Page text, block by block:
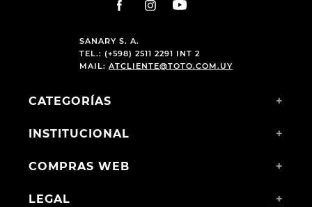
SANARY S. A.
TEL.: (+598) 2511 2291 INT 2
MAIL: ATCLIENTE@TOTO.COM.UY
CATEGORÍAS +
INSTITUCIONAL +
COMPRAS WEB +
LEGAL +